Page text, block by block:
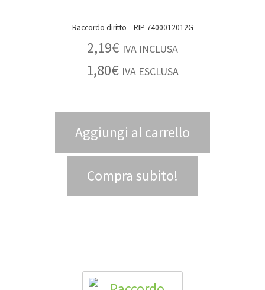
Raccordo diritto – RIP 7400012012G
2,19€ IVA INCLUSA
1,80€ IVA ESCLUSA
Aggiungi al carrello
Compra subito!